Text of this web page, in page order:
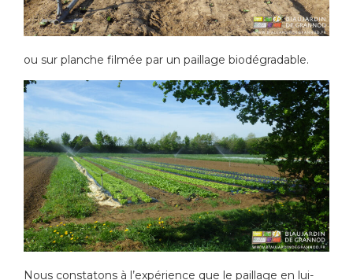
ou sur planche filmée par un paillage biodégradable.
Nous constatons à l’expérience que le paillage en lui-